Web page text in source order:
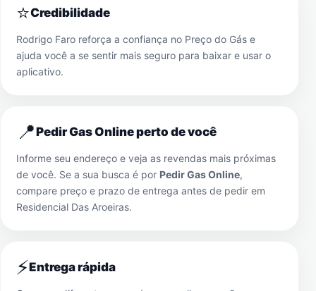
⭐Credibilidade
Rodrigo Faro reforça a confiança no Preço do Gás e
ajuda você a se sentir mais seguro para baixar e usar o
aplicativo.
📍Pedir Gas Online perto de você
Informe seu endereço e veja as revendas mais próximas
de você. Se a sua busca é por Pedir Gas Online,
compare preço e prazo de entrega antes de pedir em
Residencial Das Aroeiras.
⚡Entrega rápida